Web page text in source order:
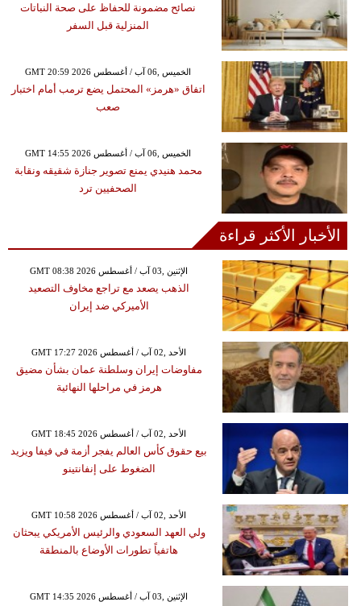
نصائح مضمونة للحفاظ على صحة النباتات
المنزلية قبل السفر
GMT 20:59 2026 الخميس ,06 آب / أغسطس
اتفاق «هرمز» المحتمل يضع ترمب أمام اختبار
صعب
GMT 14:55 2026 الخميس ,06 آب / أغسطس
محمد هنيدي يمنع تصوير جنازة شقيقه ونقابة
الصحفيين ترد
الأخبار الأكثر قراءة
GMT 08:38 2026 الإثنين ,03 آب / أغسطس
الذهب يصعد مع تراجع مخاوف التصعيد
الأميركي ضد إيران
GMT 17:27 2026 الأحد ,02 آب / أغسطس
مفاوضات إيران وسلطنة عمان بشأن مضيق
هرمز في مراحلها النهائية
GMT 18:45 2026 الأحد ,02 آب / أغسطس
بيع حقوق كأس العالم يفجر أزمة في فيفا ويزيد
الضغوط على إنفانتينو
GMT 10:58 2026 الأحد ,02 آب / أغسطس
ولي العهد السعودي والرئيس الأمريكي يبحثان
هاتفياً تطورات الأوضاع بالمنطقة
GMT 14:35 2026 الإثنين ,03 آب / أغسطس